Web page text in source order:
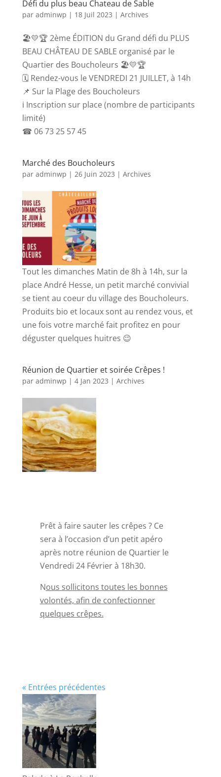
Défi du plus beau Chateau de Sable
par adminwp | 18 Juil 2023 | Archives
🏖💛🏆 2ème ÉDITION du Grand défi du PLUS
BEAU CHÂTEAU DE SABLE organisé par le
Quartier des Boucholeurs 🏖💛🏆
🗓 Rendez-vous le VENDREDI 21 JUILLET, à 14h
📌 Sur la Plage des Boucholeurs
ℹ Inscription sur place (nombre de participants
limité)
☎ 06 73 25 57 45
Marché des Boucholeurs
par adminwp | 26 Juin 2023 | Archives
Tout les dimanches Matin de 8h à 14h, sur la
place André Hesse, un petit marché convivial
se tient au coeur du village des Boucholeurs.
Produits bio et locaux sont au rendez vous, et
une fois votre marché fait profitez en pour
déguster quelques huitres 😉
Réunion de Quartier et soirée Crêpes !
par adminwp | 4 Jan 2023 | Archives
Prêt à faire sauter les crêpes ? Ce
sera à l’occasion d’un petit apéro
après notre réunion de Quartier le
Vendredi 24 Février à 18h30.
Nous sollicitons toutes les bonnes
volontés, afin de confectionner
quelques crêpes.
« Entrées précédentes